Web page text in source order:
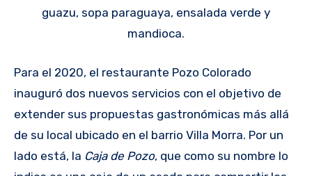
guazu, sopa paraguaya, ensalada verde y
mandioca.
Para el 2020, el restaurante Pozo Colorado
inauguró dos nuevos servicios con el objetivo de
extender sus propuestas gastronómicas más allá
de su local ubicado en el barrio Villa Morra. Por un
lado está, la Caja de Pozo, que como su nombre lo